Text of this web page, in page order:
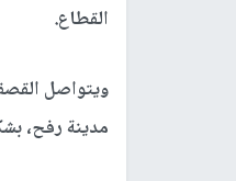
القطاع.
ويتواصل
مدينة رفح،